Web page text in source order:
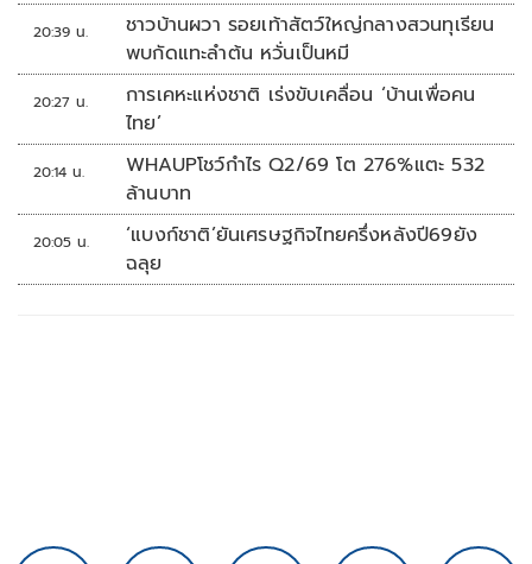
20:39 น.
ชาวบ้านผวา รอยเท้าสัตว์ใหญ่กลางสวนทุเรียน
พบกัดแทะลำต้น หวั่นเป็นหมี
20:27 น.
การเคหะแห่งชาติ เร่งขับเคลื่อน ‘บ้านเพื่อคน
ไทย’
20:14 น.
WHAUPโชว์กำไร Q2/69 โต 276%แตะ 532
ล้านบาท
20:05 น.
‘แบงก์ชาติ’ยันเศรษฐกิจไทยครึ่งหลังปี69ยัง
ฉลุย